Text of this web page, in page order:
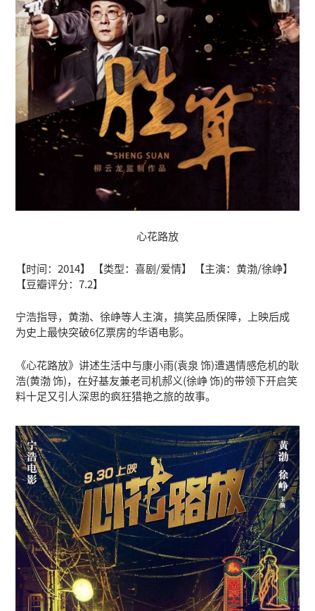
心花路放
【时间：2014】 【类型：喜剧/爱情】 【主演：黄渤/徐峥】
【豆瓣评分：7.2】
宁浩指导，黄渤、徐峥等人主演，搞笑品质保障，上映后成
为史上最快突破6亿票房的华语电影。
《心花路放》讲述生活中与康小雨(袁泉 饰)遭遇情感危机的耿
浩(黄渤 饰)，在好基友兼老司机郝义(徐峥 饰)的带领下开启笑
料十足又引人深思的疯狂猎艳之旅的故事。